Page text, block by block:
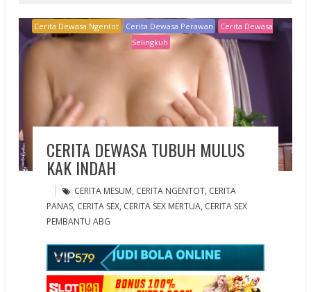
Cerita Dewasa Ngentot Cerita Dewasa Perawan
Cerita Dewasa
Selingkuh
CERITA DEWASA TUBUH MULUS
KAK INDAH
CERITA MESUM, CERITA NGENTOT, CERITA
PANAS, CERITA SEX, CERITA SEX MERTUA, CERITA SEX
PEMBANTU ABG